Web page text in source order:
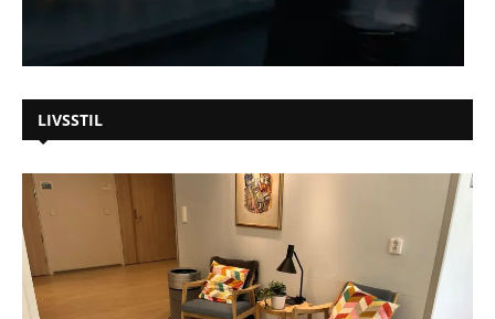
LIVSSTIL